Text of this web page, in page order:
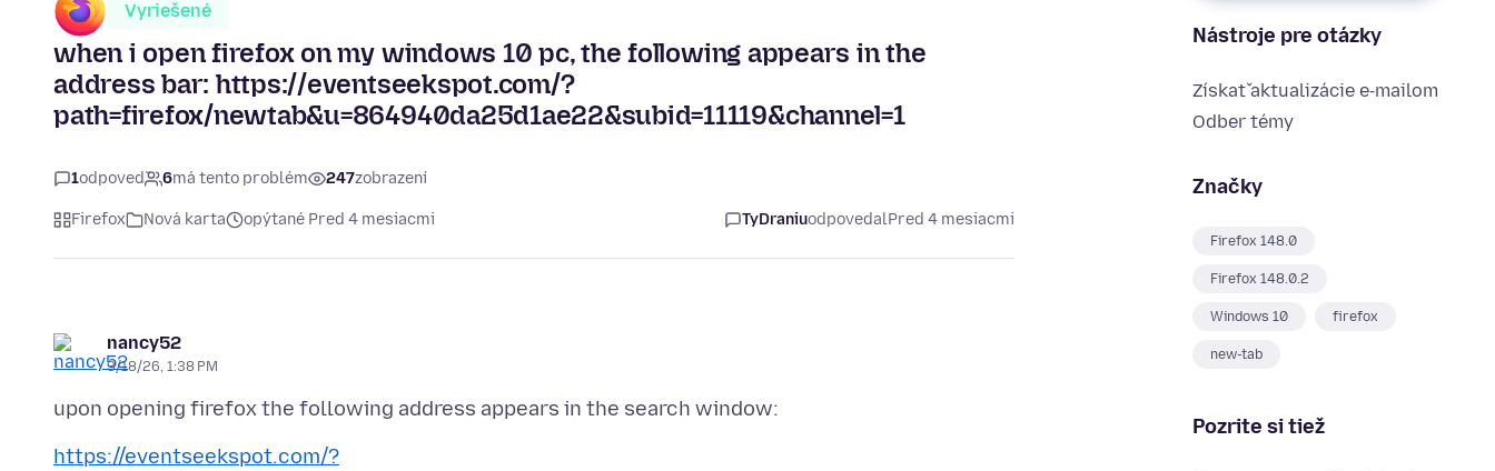
Nástroje pre otázky
Získať aktualizácie e‑mailom
Odber témy
Značky
Firefox 148.0
Firefox 148.0.2
Windows 10 firefox
new-tab
Pozrite si tiež
Vyriešené
when i open firefox on my windows 10 pc, the following appears in the
address bar: https://eventseekspot.com/?
path=firefox/newtab&u=864940da25d1ae22&subid=11119&channel=1
1odpoveď 6má tento problém 247zobrazení
Firefox Nová karta opýtané Pred 4 mesiacmi TyDraniuodpovedalPred 4 mesiacmi
nancy52
3/18/26, 1:38 PM
https://eventseekspot.com/?